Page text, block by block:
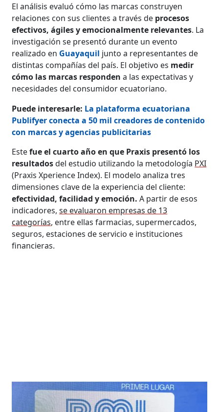
El análisis evaluó cómo las marcas construyen
relaciones con sus clientes a través de procesos
efectivos, ágiles y emocionalmente relevantes. La
investigación se presentó durante un evento
realizado en Guayaquil junto a representantes de
distintas compañías del país. El objetivo es medir
cómo las marcas responden a las expectativas y
necesidades del consumidor ecuatoriano.
Puede interesarle: La plataforma ecuatoriana
Publifyer conecta a 50 mil creadores de contenido
con marcas y agencias publicitarias
Estefue el cuarto año en que Praxis presentó los
resultadosdel estudio utilizando la metodología PXI
(Praxis Xperience Index). El modelo analiza tres
dimensiones clave de la experiencia del cliente:
efectividad, facilidad y emoción.A partir de esos
indicadores,se evaluaron empresas de 13
categorías, entre ellas farmacias, supermercados,
seguros, estaciones de servicio e instituciones
financieras.